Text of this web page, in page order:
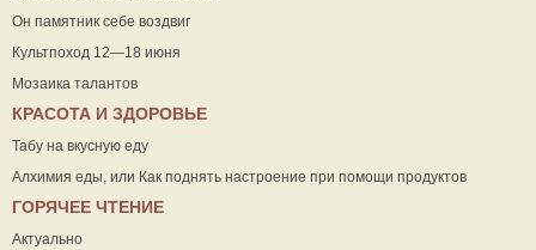
Он памятник себе воздвиг
Культпоход 12—18 июня
Мозаика талантов
КРАСОТА И ЗДОРОВЬЕ
Табу на вкусную еду
Алхимия еды, или Как поднять настроение при помощи продуктов
ГОРЯЧЕЕ ЧТЕНИЕ
Актуально